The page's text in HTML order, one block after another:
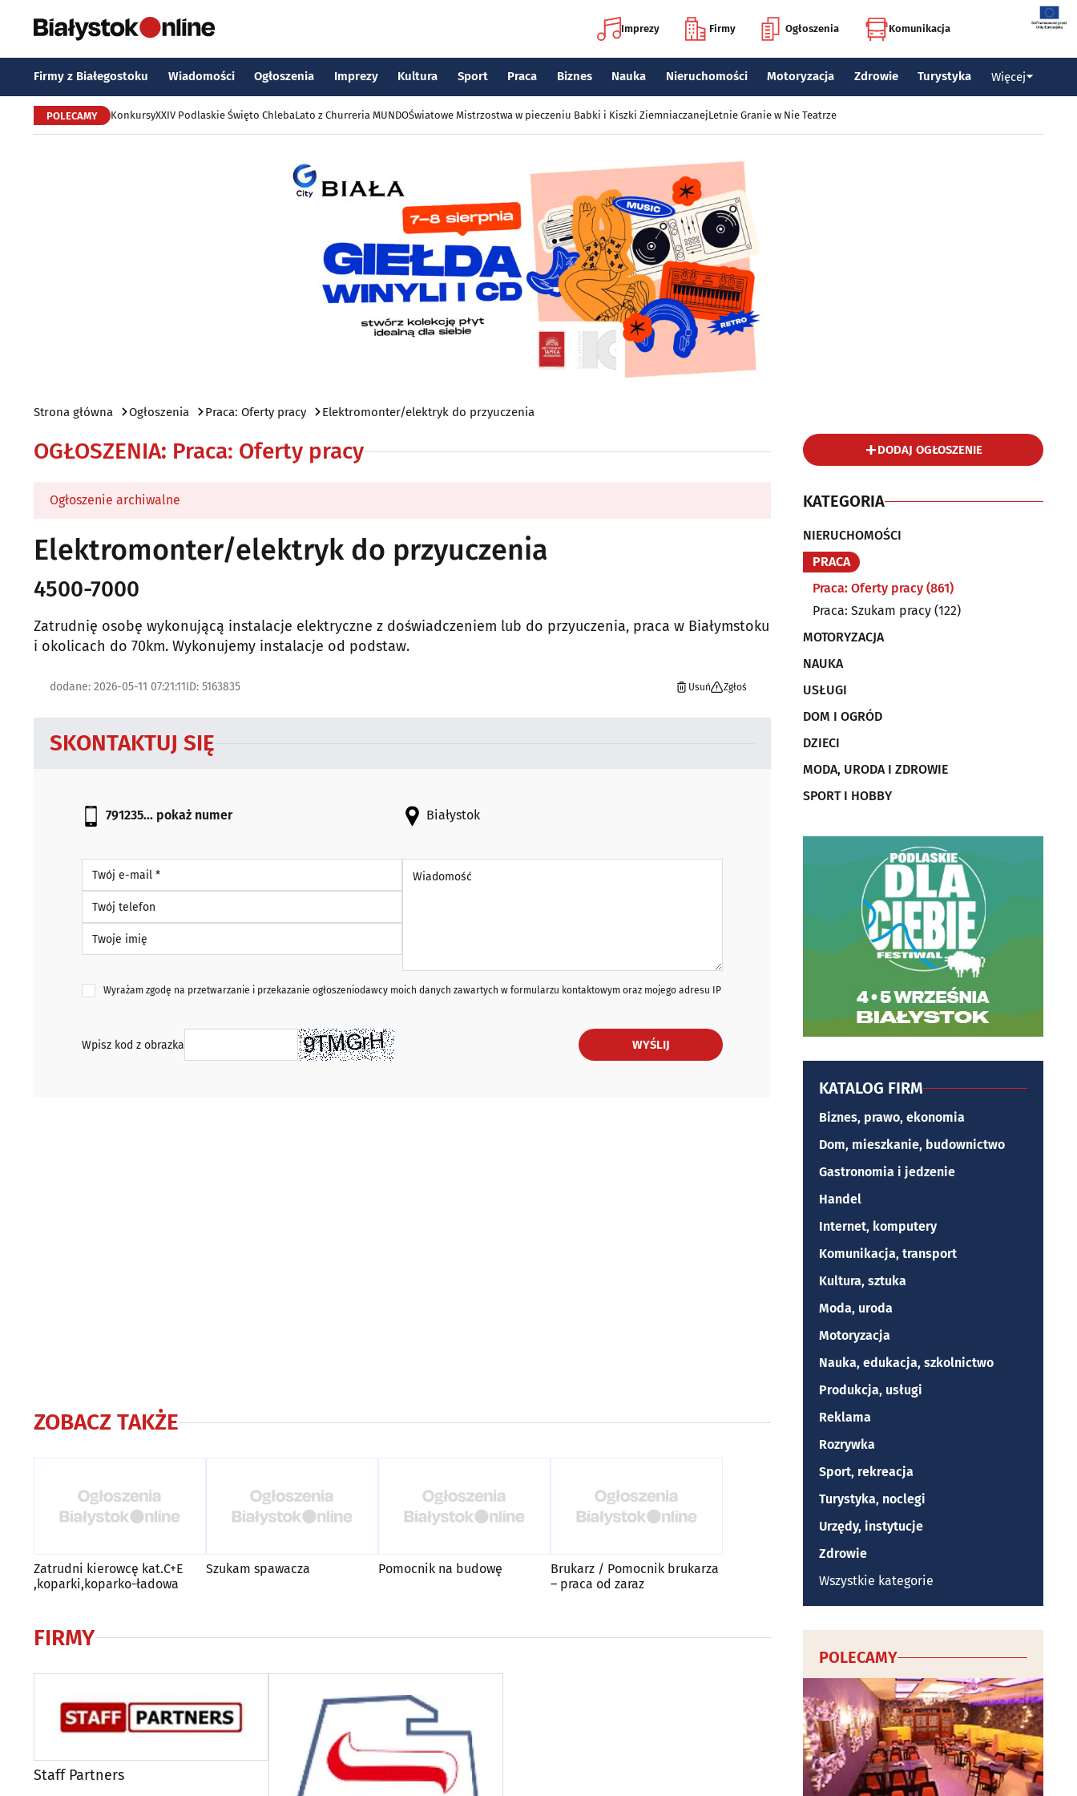
Imprezy Firmy Ogłoszenia Komunikacja
Firmy z Białegostoku Wiadomości Ogłoszenia Imprezy Kultura Sport Praca Biznes Nauka Nieruchomości Motoryzacja Zdrowie Turystyka Więcej
POLECAMY KonkursyXXIV Podlaskie Święto ChlebaLato z Churreria MUNDOŚwiatowe Mistrzostwa w pieczeniu Babki i Kiszki ZiemniaczanejLetnie Granie w Nie Teatrze
Strona główna Ogłoszenia Praca: Oferty pracy Elektromonter/elektryk do przyuczenia
OGŁOSZENIA: Praca: Oferty pracy
Ogłoszenie archiwalne
Elektromonter/elektryk do przyuczenia
4500-7000
Zatrudnię osobę wykonującą instalacje elektryczne z doświadczeniem lub do przyuczenia, praca w Białymstoku
i okolicach do 70km. Wykonujemy instalacje od podstaw.
dodane: 2026-05-11 07:21:11ID: 5163835 Usuń Zgłoś
SKONTAKTUJ SIĘ
791235... pokaż numer Białystok
Wyrażam zgodę na przetwarzanie i przekazanie ogłoszeniodawcy moich danych zawartych w formularzu kontaktowym oraz mojego adresu IP
Wpisz kod z obrazka WYŚLIJ
ZOBACZ TAKŻE
Zatrudni kierowcę kat.C+E
,koparki,koparko-ładowa
Szukam spawacza Pomocnik na budowę
Brukarz / Pomocnik brukarza
– praca od zaraz
FIRMY
Staff Partners
DODAJ OGŁOSZENIE
KATEGORIA
NIERUCHOMOŚCI
PRACA
Praca: Oferty pracy (861)
Praca: Szukam pracy (122)
MOTORYZACJA
NAUKA
USŁUGI
DOM I OGRÓD
DZIECI
MODA, URODA I ZDROWIE
SPORT I HOBBY
KATALOG FIRM
Biznes, prawo, ekonomia
Dom, mieszkanie, budownictwo
Gastronomia i jedzenie
Handel
Internet, komputery
Komunikacja, transport
Kultura, sztuka
Moda, uroda
Motoryzacja
Nauka, edukacja, szkolnictwo
Produkcja, usługi
Reklama
Rozrywka
Sport, rekreacja
Turystyka, noclegi
Urzędy, instytucje
Zdrowie
Wszystkie kategorie
POLECAMY